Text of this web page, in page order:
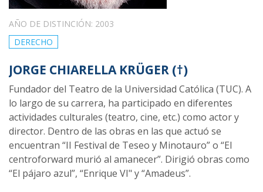
AÑO DE DISTINCIÓN: 2003
DERECHO
JORGE CHIARELLA KRÜGER (†)
Fundador del Teatro de la Universidad Católica (TUC). A
lo largo de su carrera, ha participado en diferentes
actividades culturales (teatro, cine, etc.) como actor y
director. Dentro de las obras en las que actuó se
encuentran “II Festival de Teseo y Minotauro” o “El
centroforward murió al amanecer”. Dirigió obras como
“El pájaro azul”, “Enrique VI" y “Amadeus”.